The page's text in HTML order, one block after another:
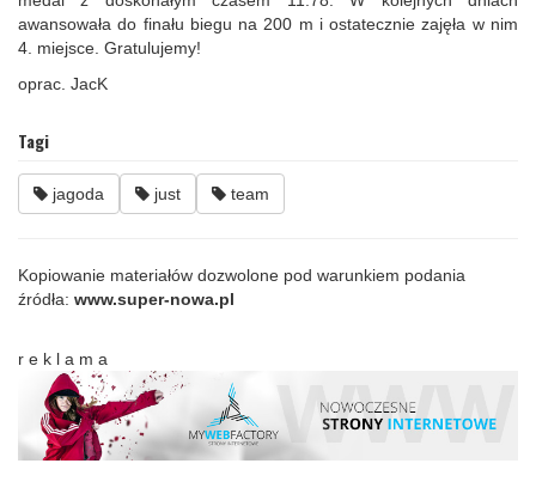
awansowała do finału biegu na 200 m i ostatecznie zajęła w nim
4. miejsce. Gratulujemy!
oprac. JacK
Tagi
jagoda just team
Kopiowanie materiałów dozwolone pod warunkiem podania
źródła: www.super-nowa.pl
r e k l a m a